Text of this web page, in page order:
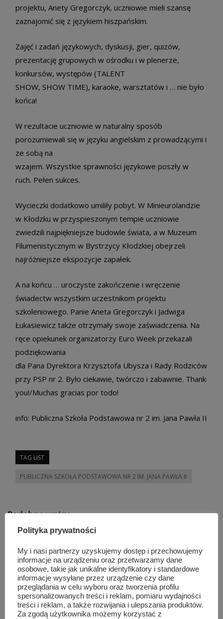
projektu, Anety Gregorczyk, uczniowie mieli szansę
zaznajomić się z językiem hiszpańskim.
Zajęć i zadań językowych, dyskusji, gier, quizów,
prezentację grupowych w ośrodku i w plenerze,
konkursów, występów (TALENT
SHOW, SHOW TIME), karaoke, warsztatów i … nie było
końca!
W rezultacie uczniowie w naturalny sposób
porozumiewali się w języku angielskim z prowadzącymi i
ze sobą na
wzajem. Wszystkie sprawności językowe poszły w
ruch. Pełen sukces.
Wycieczki dodatkowo umiliły pobyt. W Minieurolandzie
w Kłodzku w przyspieszonym tempie uczniowie
zwiedzili najpiękniejsze budowle świata, a w Muzeum
Filumenistycznym w Bystrzycy Kłodzkiej obejrzeli
najróżniejsze ekspozycje zapałek.
A na końcu … uroczyste zakończenie i wręczenie
świadectw wszystkim uczestnikom projektu
szkoleniowego. Panie Aneta Gregorczyk i Jadwiga
Łukasiewicz także otrzymały swoje zaświadczenia. Na
ręce opiekunek organizatorzy Euro Week przekazali
podziękowania
dla Pana Dyrektora Krzysztofa Ubysza i Rady Rodziców
przy PSP nr 2. Było ciekawie, twórczo i zabawnie. Thank
you!/Muchas gracias por todo!
info: Publiczna Szkoła Podstawowa nr 2 im. Jana Pawła II
TAG LIST
PUBLICZNA SZKOŁA PODSTAWOWA NR 2 IM. JANA PAWŁA II
Podobne wpisy
Polityka prywatności
My i nasi partnerzy uzyskujemy dostęp i przechowujemy
informacje na urządzeniu oraz przetwarzamy dane
osobowe, takie jak unikalne identyfikatory i standardowe
informacje wysyłane przez urządzenie czy dane
przeglądania w celu wyboru oraz tworzenia profilu
spersonalizowanych treści i reklam, pomiaru wydajności
treści i reklam, a także rozwijania i ulepszania produktów.
Za zgodą użytkownika możemy korzystać z